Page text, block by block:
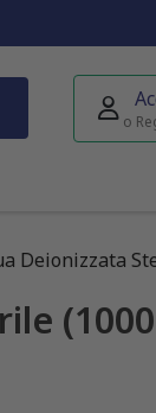
o
Deionizzata